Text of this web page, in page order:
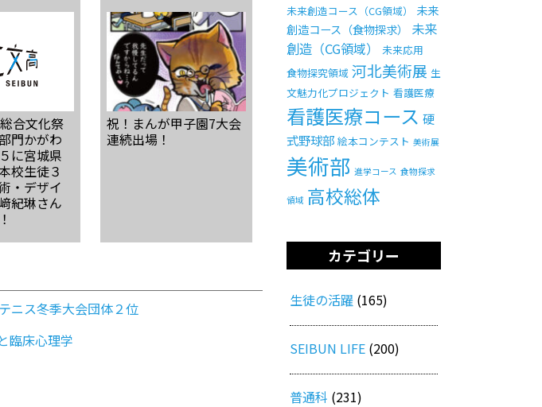
合文化祭
門かがわ
に宮城県
校生徒３
・デザイ
紀琳さん
祝！まんが甲子園7大会
連続出場！
ニス冬季大会団体２位
臨床心理学
未来創造コース（CG領域）
未来
創造コース（食物探求）
未来
創造（CG領域）
未来応用
食物探究領域 河北美術展 生
文魅力化プロジェクト 看護医療
看護医療コース 硬
式野球部 絵本コンテスト 美術展
美術部 進学コース 食物探求
領域 高校総体
カテゴリー
生徒の活躍 (165)
SEIBUN LIFE (200)
普通科 (231)